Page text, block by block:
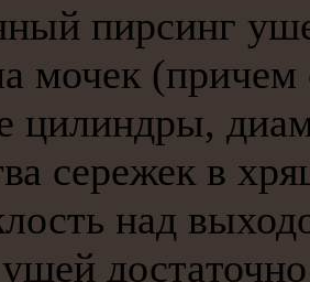
пирсинг
мочек
цилиндры,
сережек в
над